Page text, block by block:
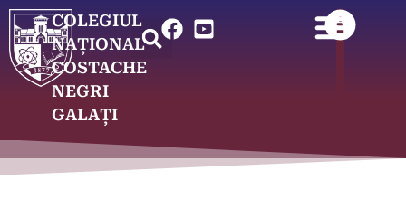
COLEGIUL
NAȚIONAL
COSTACHE
NEGRI
GALAȚI